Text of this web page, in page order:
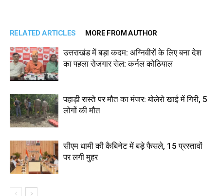
RELATED ARTICLES MORE FROM AUTHOR
उत्तराखंड में बड़ा कदम: अग्निवीरों के लिए बना देश
का पहला रोजगार सेल: कर्नल कोठियाल
पहाड़ी रास्ते पर मौत का मंजर: बोलेरो खाई में गिरी, 5
लोगों की मौत
सीएम धामी की कैबिनेट में बड़े फैसले, 15 प्रस्तावों
पर लगी मुहर